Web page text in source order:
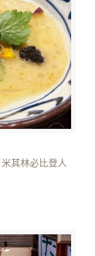
其林必比登人